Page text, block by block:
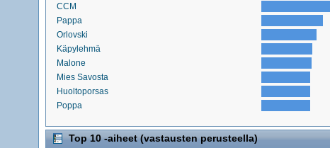
CCM
Pappa
Orlovski
Käpylehmä
Malone
Mies Savosta
Huoltoporsas
Poppa
Top 10 -aiheet (vastausten perusteella)